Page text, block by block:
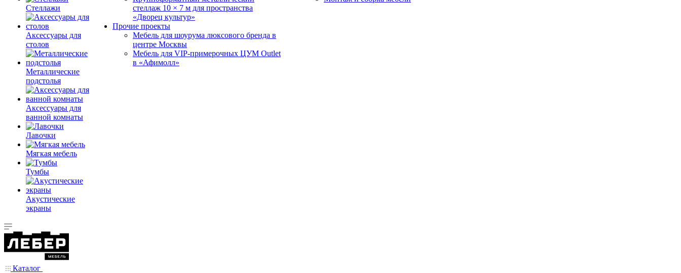
Стеллажи
Аксессуары для
столов
Металлические
подстолья
Аксессуары для
ванной комнаты
Лавочки
Мягкая мебель
Тумбы
Акустические
экраны
стеллаж 10 × 7 м для пространства
«Дворец культур»
Прочие проекты
Мебель для шоурума люксового бренда в
центре Москвы
Мебель для VIP-примерочных ЦУМ Outlet
в «Афимолл»
Каталог